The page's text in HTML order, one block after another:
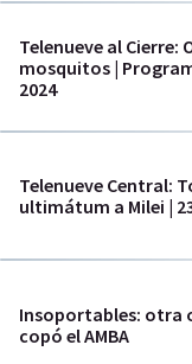
Telenueve al Cierre:
mosquitos |
2024
Telenueve Central:
ultimátum a Milei |
Insoportables: otra
copó el AMBA